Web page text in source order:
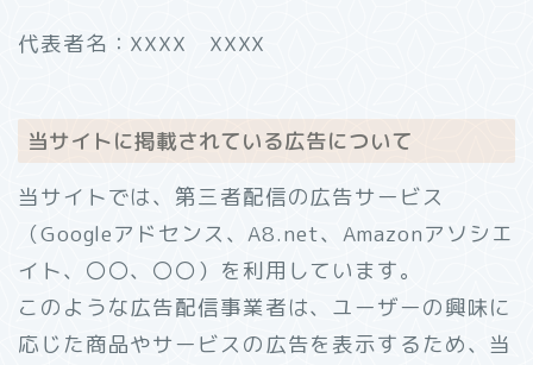
代表者名：XXXX XXXX
当サイトに掲載されている広告について
当サイトでは、第三者配信の広告サービス
（Googleアドセンス、A8.net、Amazonアソシエ
イト、〇〇、〇〇）を利用しています。
このような広告配信事業者は、ユーザーの興味に
応じた商品やサービスの広告を表示するため、当